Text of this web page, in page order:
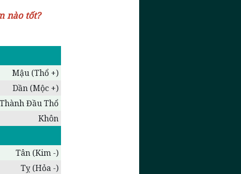
nào tốt?
Mậu (Thổ +)
Dần (Mộc +)
Thành Đầu Thổ
Khôn
Tân (Kim -)
Tỵ (Hỏa -)